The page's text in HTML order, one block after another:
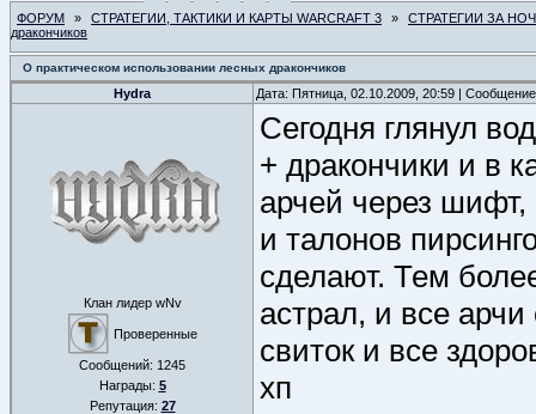
ФОРУМ » СТРАТЕГИИ, ТАКТИКИ И КАРТЫ WARCRAFT 3 »
СТРАТЕГИИ ЗА
дракончиков
О практическом использовании лесных дракончиков
Hydra Дата: Пятница, 02.10.2009, 20:59 |
Клан лидер wNv
Проверенные
Сообщений: 1245
Награды: 5
Репутация: 27
Сегодня глянул
+ дракончики и в
арчей через
и талонов
сделают. Тем
астрал, и все
свиток и все
хп